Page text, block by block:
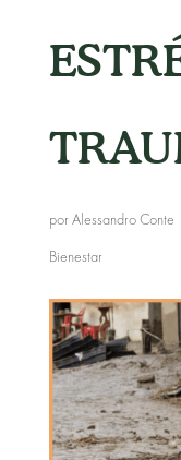
por Alessandro Conte
Bienestar